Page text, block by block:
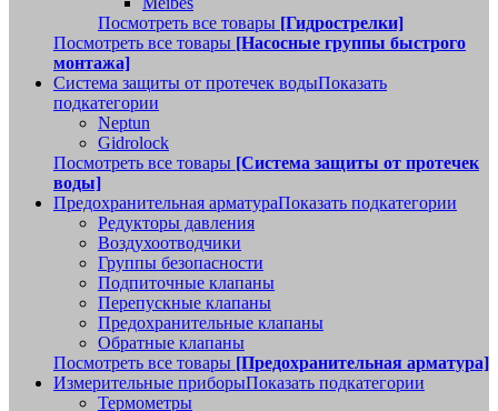
Посмотреть все товары [Гидрострелки]
Посмотреть все товары [Насосные группы быстрого
монтажа]
Система защиты от протечек водыПоказать
подкатегории
Neptun
Gidrolock
Посмотреть все товары [Система защиты от протечек
воды]
Предохранительная арматураПоказать подкатегории
Редукторы давления
Воздухоотводчики
Группы безопасности
Подпиточные клапаны
Перепускные клапаны
Предохранительные клапаны
Обратные клапаны
Посмотреть все товары [Предохранительная арматура]
Измерительные приборыПоказать подкатегории
Термометры